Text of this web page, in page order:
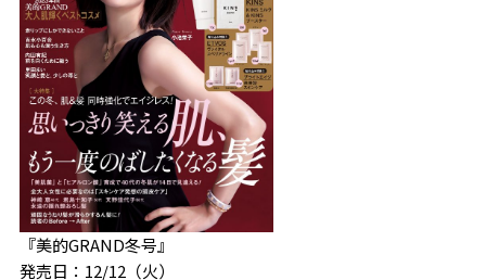
『美的GRAND冬号』
発売日：12/12（火）